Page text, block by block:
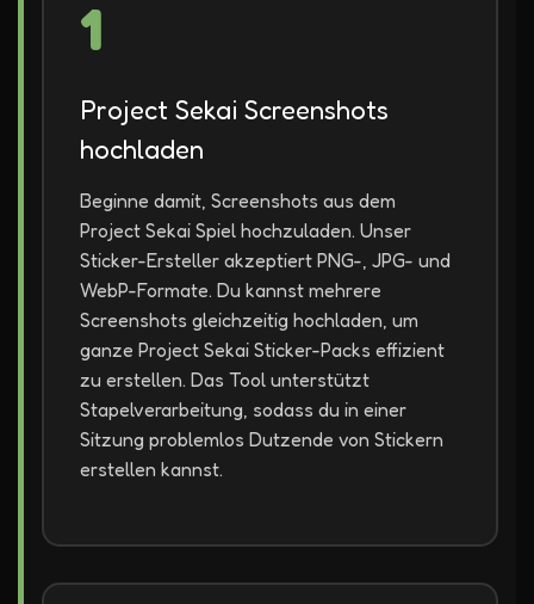
1
Project Sekai Screenshots
hochladen
Beginne damit, Screenshots aus dem
Project Sekai Spiel hochzuladen. Unser
Sticker-Ersteller akzeptiert PNG-, JPG- und
WebP-Formate. Du kannst mehrere
Screenshots gleichzeitig hochladen, um
ganze Project Sekai Sticker-Packs effizient
zu erstellen. Das Tool unterstützt
Stapelverarbeitung, sodass du in einer
Sitzung problemlos Dutzende von Stickern
erstellen kannst.